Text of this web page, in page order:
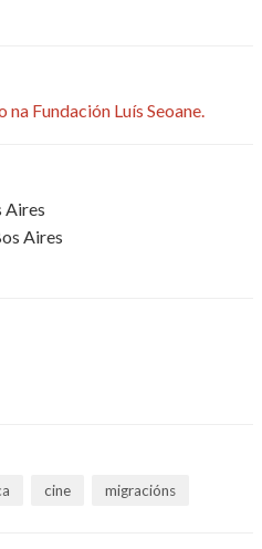
na Fundación Luís Seoane.
Aires
Aires
cine migracións